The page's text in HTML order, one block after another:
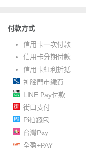
付款方式
信用卡一次付款
信用卡分期付款
信用卡紅利折抵
神腦門市繳費
LINE Pay付款
街口支付
Pi拍錢包
台灣Pay
全盈+PAY